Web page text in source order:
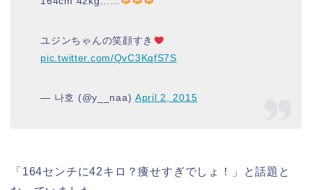
ユジンちゃんの笑顔すき
pic.twitter.com/QvC3KqfS7S
— 나호 (@y__naa) April 2, 2015
「164センチに42キロ？痩せすぎでしょ！」と話題と